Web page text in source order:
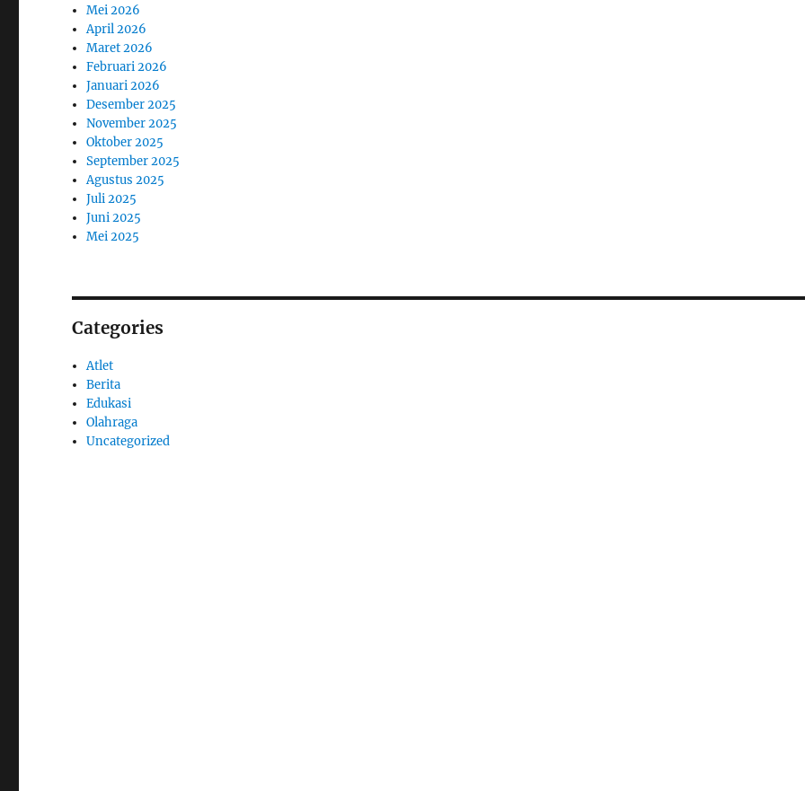
Mei 2026
April 2026
Maret 2026
Februari 2026
Januari 2026
Desember 2025
November 2025
Oktober 2025
September 2025
Agustus 2025
Juli 2025
Juni 2025
Mei 2025
Categories
Atlet
Berita
Edukasi
Olahraga
Uncategorized